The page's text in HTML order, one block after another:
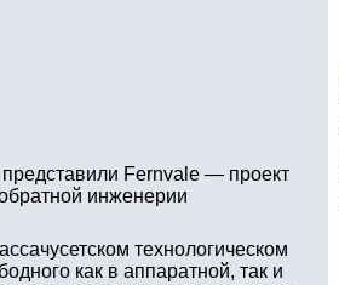
Fernvale — проект
инженерии
технологическом
как в аппаратной, так и